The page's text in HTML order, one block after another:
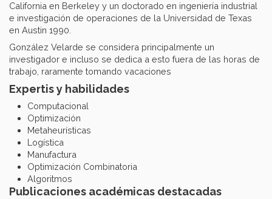
California en Berkeley y un doctorado en ingeniería industrial
e investigación de operaciones de la Universidad de Texas
en Austin 1990.
González Velarde se considera principalmente un
investigador e incluso se dedica a esto fuera de las horas de
trabajo, raramente tomando vacaciones
Expertis y habilidades
Computacional
Optimización
Metaheurísticas
Logística
Manufactura
Optimización Combinatoria
Algoritmos
Publicaciones académicas destacadas